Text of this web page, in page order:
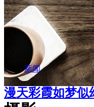
新闻
漫天彩霞如梦似